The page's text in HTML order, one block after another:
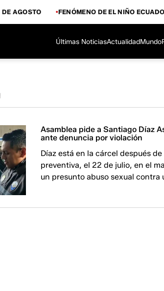
AGOSTO FENÓMENO DE EL NIÑO
Últimas NoticiasActualidadMundo
Asamblea pide a Santiago Díaz
ante denuncia por violación
Díaz está en la cárcel después
preventiva, el 22 de julio, en el
un presunto abuso sexual contra